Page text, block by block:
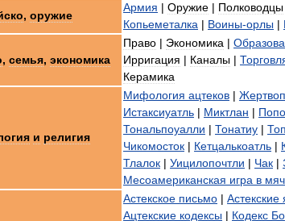
, оружие
Армия | Оружие | Полководцы
Копьеметалка | Воины-орлы |
, семья, экономика
Право | Экономика |
Ирригация | Каналы |
Керамика
и религия
Мифология ацтеков |
Истаксиуатль | Миктлан |
Тональпоуалли | Тонатиу |
Чикомосток | Кетцалькоатль |
Тлалок | Уицилопочтли | Чак |
Месоамериканская игра в мяч
Астекское письмо | Астекские
Ацтекские кодексы | Кодекс